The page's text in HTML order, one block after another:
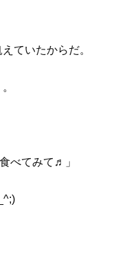
ていたからだ。
べてみて♬」